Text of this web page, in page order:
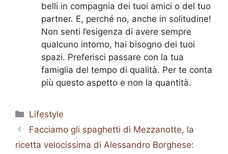
belli in compagnia dei tuoi amici o del tuo
partner. E, perché no, anche in solitudine!
Non senti l’esigenza di avere sempre
qualcuno intorno, hai bisogno dei tuoi
spazi. Preferisci passare con la tua
famiglia del tempo di qualità. Per te conta
più questo aspetto e non la quantità.
Categorie
Lifestyle
Facciamo gli spaghetti di Mezzanotte, la
ricetta velocissima di Alessandro Borghese: